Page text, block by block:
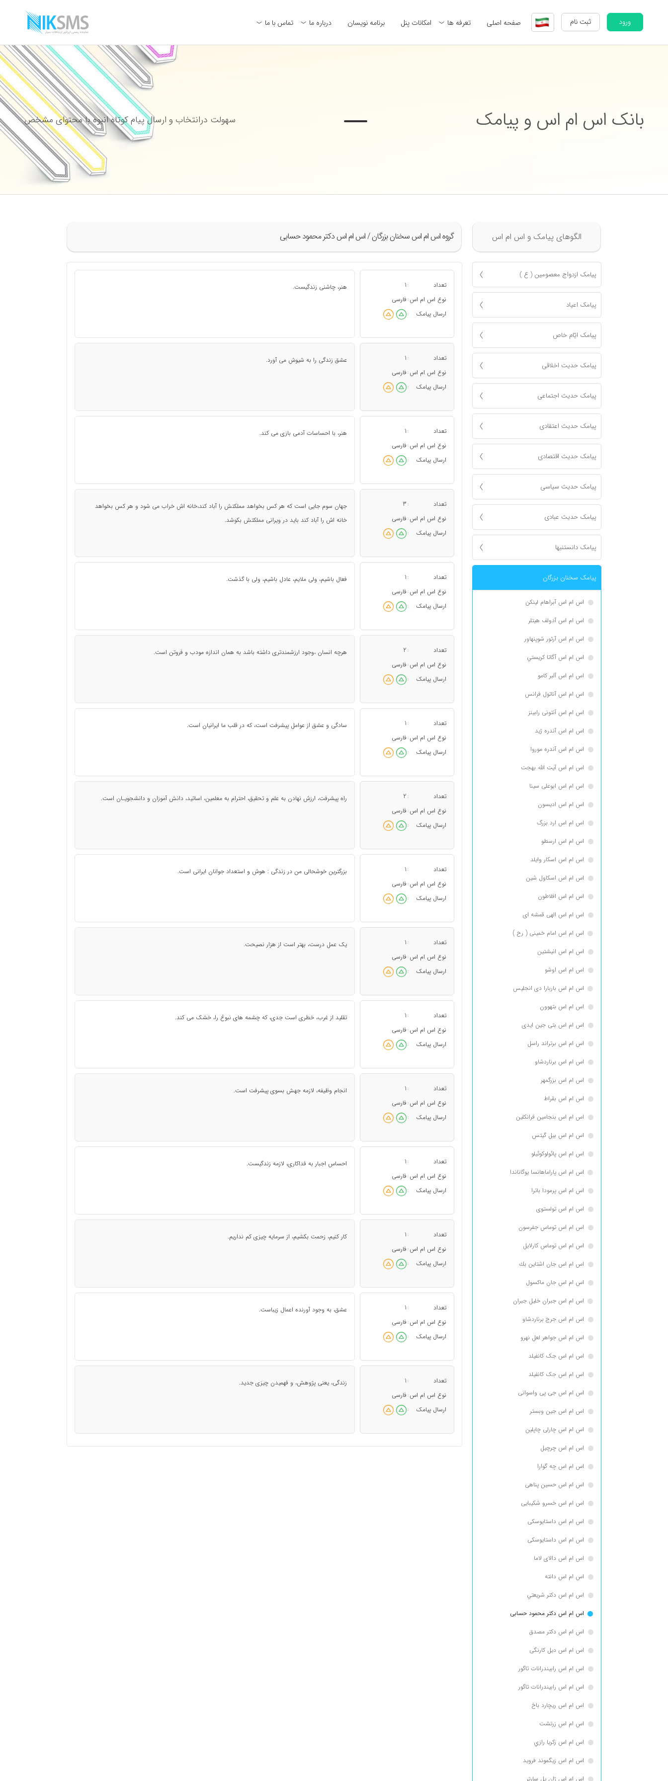
ورود ثبت نام صفحه اصلی تعرفه ها امکانات پنل برنامه نویسان درباره ما تماس با ما
بانک اس ام اس و پیامک سهولت درانتخاب و ارسال پیام کوتاه انبوه با محتوای مشخص
الگوهای پیامک و اس ام اس
پیامک ازدواج معصومين ( ع )
پیامک اعياد
پیامک ايّام خاص
پیامک حدیت اخلاقی
پیامک حدیث اجتماعی
پیامک حدیث اعتقادی
پیامک حدیث اقتصادی
پیامک حدیث سیاسی
پیامک حدیث عبادی
پیامک دانستنیها
پیامک سخنان بزرگان
اس ام اس آبراهام لینکن
اس ام اس آدولف هیتلر
اس ام اس آرتور شوپنهاور
اس ام اس آگاتا كريستي
اس ام اس آلبر کامو
اس ام اس آناتول فرانس
اس ام اس آنتونی رابینز
اس ام اس آندره ژید
اس ام اس آندره موروا
اس ام اس آیت الله بهجت
اس ام اس ابوعلی سینا
اس ام اس ادیسون
اس ام اس ارد بزرگ
اس ام اس ارسطو
اس ام اس اسكار وايلد
اس ام اس اسکاول شین
اس ام اس افلاطون
اس ام اس الهی قمشه ای
اس ام اس امام خمینی ( رح )
اس ام اس انيشتين
اس ام اس اوشو
اس ام اس باربارا دی انجلیس
اس ام اس بتهوون
اس ام اس بتی جین ایدی
اس ام اس برتراند راسل
اس ام اس برناردشاو
اس ام اس بزرگمهر
اس ام اس بقراط
اس ام اس بنجامین فرانكلین
اس ام اس بیل گیتس
اس ام اس پائولوکوئیلو
اس ام اس پاراماهانسا یوگاناندا
اس ام اس پرمودا باترا
اس ام اس تولستوی
اس ام اس توماس جفرسون
اس ام اس توماس كارلایل
اس ام اس جان اشتاین بك
اس ام اس جان ماکسول
اس ام اس جبران خلیل جبران
اس ام اس جرج برناردشاو
اس ام اس جواهر لعل نهرو
اس ام اس جک كانفيلد
اس ام اس جک کانفیلد
اس ام اس جی پی واسوانی
اس ام اس جین وبستر
اس ام اس چارلی چاپلین
اس ام اس چرچیل
اس ام اس چه گوارا
اس ام اس حسین پناهی
اس ام اس خسرو شکیبایی
اس ام اس داستایوسكی
اس ام اس داستایوسکی
اس ام اس دالای لاما
اس ام اس دانته
اس ام اس دكتر شريعتي
اس ام اس دکتر محمود حسابی
اس ام اس دکتر مصدق
اس ام اس دیل کارنگی
اس ام اس رابيندرانات تاگور
اس ام اس رابیندرانات تاگور
اس ام اس ریچارد باخ
اس ام اس زرتشت
اس ام اس زكريا رازي
اس ام اس زیگموند فروید
اس ام اس ژان پل سارتر
گروه اس ام اس سخنان بزرگان / اس ام اس دکتر محمود حسابی
تعداد :
1
نوع اس ام اس : فارسی
ارسال پیامک
:
هنر، چاشنی زندگیست.
تعداد :
1
نوع اس ام اس : فارسی
ارسال پیامک
:
عشق زندگی را به شیوش می آورد.
تعداد :
1
نوع اس ام اس : فارسی
ارسال پیامک
:
هنر، با احساسات آدمی بازی می کند.
تعداد :
3
نوع اس ام اس : فارسی
ارسال پیامک
:
جهان سوم جایی است که هر کس بخواهد مملکتش را آباد کند،خانه اش خراب می شود و هر کس بخواهد
خانه اش را آباد کند باید در ویرانی مملکتش بکوشد.
تعداد :
1
نوع اس ام اس : فارسی
ارسال پیامک
:
فعال باشیم، ولی ملایم، عادل باشیم، ولی با گذشت.
تعداد :
2
نوع اس ام اس : فارسی
ارسال پیامک
:
هرچه انسان ،وجود ارزشمندتری داشته باشد به همان اندازه مودب و فروتن است.
تعداد :
1
نوع اس ام اس : فارسی
ارسال پیامک
:
سادگی و عشق از عوامل پیشرفت است، که در قلب ما ایرانیان است.
تعداد :
2
نوع اس ام اس : فارسی
ارسال پیامک
:
راه پیشرفت، ارزش نهادن به علم و تحقیق، احترام به معلمین، اساتید، دانش آموزان و دانشجویـان است.
تعداد :
1
نوع اس ام اس : فارسی
ارسال پیامک
:
بزرگترین خوشحالی من در زندگی : هوش و استعداد جوانان ایرانی است.
تعداد :
1
نوع اس ام اس : فارسی
ارسال پیامک
:
یک عمل درست، بهتر است از هزار نصیحت.
تعداد :
1
نوع اس ام اس : فارسی
ارسال پیامک
:
تقلید از غرب، خطری است جدی، که چشمه های نبوغ را، خشک می کند.
تعداد :
1
نوع اس ام اس : فارسی
ارسال پیامک
:
انجام وظیفه، لازمه جهش بسوی پیشرفت است.
تعداد :
1
نوع اس ام اس : فارسی
ارسال پیامک
:
احساس اجبار به فداکاری، لازمه زندگیست.
تعداد :
1
نوع اس ام اس : فارسی
ارسال پیامک
:
کار کنیم، زحمت بکشیم، از سرمایه چیزی کم نداریم.
تعداد :
1
نوع اس ام اس : فارسی
ارسال پیامک
:
عشق، به وجود آورنده اعمال زیباست.
تعداد :
1
نوع اس ام اس : فارسی
ارسال پیامک
:
زندگی، یعنی پژوهش، و فهمیدن چیزی جدید.